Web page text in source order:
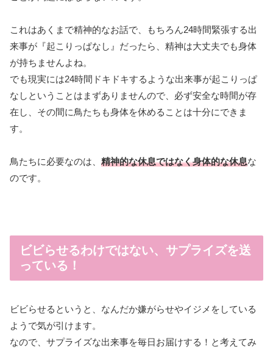
これはあくまで精神的なお話で、もちろん24時間緊張する出
来事が『起こりっぱなし』だったら、精神は大丈夫でも身体
が持ちませんよね。
でも現実には24時間ドキドキするような出来事が起こりっぱ
なしということはまずありませんので、必ず安全な時間が存
在し、その間に鳥たちも身体を休めることは十分にできま
す。
鳥たちに必要なのは、 精神的な休息ではなく身体的な休息な
のです。
ビビらせるわけではない、サプライズを送
っている！
ビビらせるというと、なんだか嫌がらせやイジメをしている
ようで気が引けます。
なので、サプライズな出来事を毎日お届けする！と考えてみ